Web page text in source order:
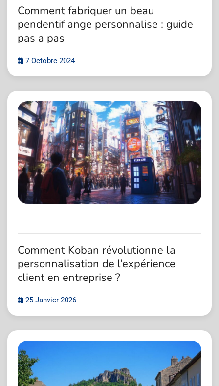
Comment fabriquer un beau
pendentif ange personnalise : guide
pas a pas
7 Octobre 2024
Comment Koban révolutionne la
personnalisation de l’expérience
client en entreprise ?
25 Janvier 2026